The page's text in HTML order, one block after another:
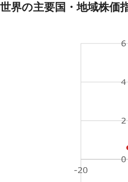
世界の主要国・地域株価